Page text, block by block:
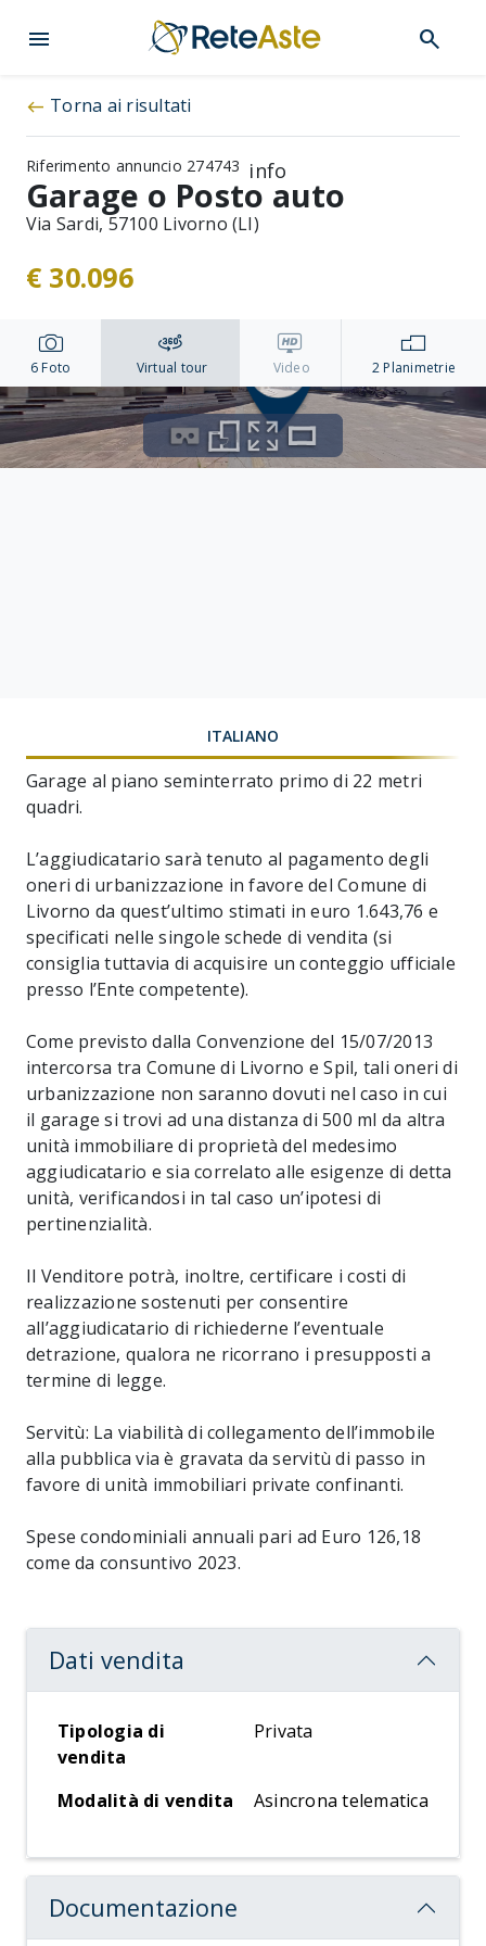
menu search
west Torna ai risultati
Riferimento annuncio 274743 info
Garage o Posto auto
Via Sardi, 57100 Livorno (LI)
€ 30.096
6Foto Virtual tour Video 2Planimetrie
ITALIANO
Garage al piano seminterrato primo di 22 metri
quadri.
L’aggiudicatario sarà tenuto al pagamento degli
oneri di urbanizzazione in favore del Comune di
Livorno da quest’ultimo stimati in euro 1.643,76 e
specificati nelle singole schede di vendita (si
consiglia tuttavia di acquisire un conteggio ufficiale
presso l’Ente competente).
Come previsto dalla Convenzione del 15/07/2013
intercorsa tra Comune di Livorno e Spil, tali oneri di
urbanizzazione non saranno dovuti nel caso in cui
il garage si trovi ad una distanza di 500 ml da altra
unità immobiliare di proprietà del medesimo
aggiudicatario e sia correlato alle esigenze di detta
unità, verificandosi in tal caso un’ipotesi di
pertinenzialità.
Il Venditore potrà, inoltre, certificare i costi di
realizzazione sostenuti per consentire
all’aggiudicatario di richiederne l’eventuale
detrazione, qualora ne ricorrano i presupposti a
termine di legge.
Servitù: La viabilità di collegamento dell’immobile
alla pubblica via è gravata da servitù di passo in
favore di unità immobiliari private confinanti.
Spese condominiali annuali pari ad Euro 126,18
come da consuntivo 2023.
Dati vendita
Tipologia di
vendita
Privata
Modalità di vendita Asincrona telematica
Documentazione